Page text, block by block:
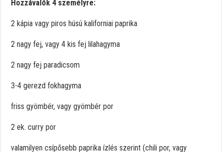
Hozzávalók 4 személyre:
2 kápia vagy piros húsú kaliforniai paprika
2 nagy fej, vagy 4 kis fej lilahagyma
2 nagy fej paradicsom
3-4 gerezd fokhagyma
friss gyömbér, vagy gyömbér por
2 ek. curry por
valamilyen csípősebb paprika ízlés szerint (chili por, vagy